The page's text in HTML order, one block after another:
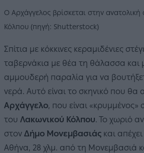
Ο Αρχάγγελος βρίσκεται στην
Κόλπου (πηγή: Shutterstock)
Σπίτια με κόκκινες κεραμιδένιες
ταβερνάκια με θέα τη θάλασσα και
αμμουδερή παραλία για να
νερά. Αυτό είναι το σκηνικό που θα
Αρχάγγελο, που είναι «κρυμμένος»
του Λακωνικού Κόλπου. Το χωριό
στον Δήμο Μονεμβασιάς και
Αθήνα, 28 χλμ. από τη Μονεμβασιά